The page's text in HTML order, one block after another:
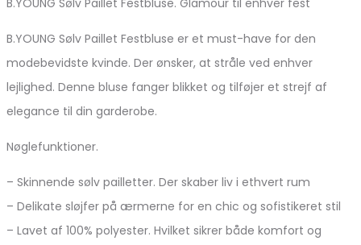
B.YOUNG Sølv Paillet Festbluse er et must-have for den
modebevidste kvinde. Der ønsker, at stråle ved enhver
lejlighed. Denne bluse fanger blikket og tilføjer et strejf af
elegance til din garderobe.
Nøglefunktioner.
– Skinnende sølv pailletter. Der skaber liv i ethvert rum
– Delikate sløjfer på ærmerne for en chic og sofistikeret stil
– Lavet af 100% polyester. Hvilket sikrer både komfort og